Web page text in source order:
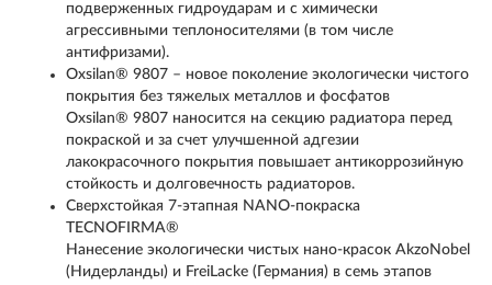
подверженных гидроударам и с химически
агрессивными теплоносителями (в том числе
антифризами).
Oxsilan® 9807 – новое поколение экологически чистого
покрытия без тяжелых металлов и фосфатов
Oxsilan® 9807 наносится на секцию радиатора перед
покраской и за счет улучшенной адгезии
лакокрасочного покрытия повышает антикоррозийную
стойкость и долговечность радиаторов.
Сверхстойкая 7-этапная NANO-покраска
TECNOFIRMA®
Нанесение экологически чистых нано-красок AkzoNobel
(Нидерланды) и FreiLacke (Германия) в семь этапов